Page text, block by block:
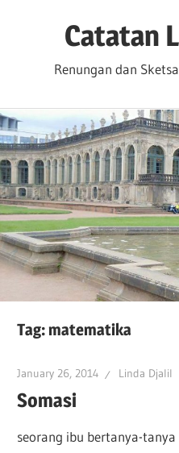
Catatan
Renungan dan
Tag:matematika
January 26, 2014 Linda Djalil
Somasi
seorang ibu bertanya-